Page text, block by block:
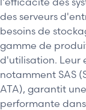
des serveurs
besoins de
gamme de
d'utilisation. Leur
notamment SAS
ATA), garantit
performante